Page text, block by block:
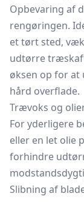
Opbevaring af
rengøringen.
et tørt sted,
udtørre
øksen op for at
hård overflade.
Trævoks og
For yderligere
eller en let olie
forhindre
Slibning af